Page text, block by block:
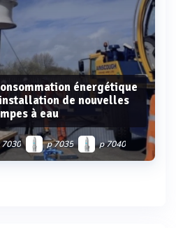
énergétique
de nouvelles
à eau
p 7035 p 7040